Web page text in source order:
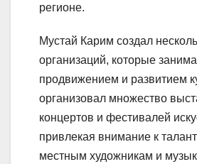
регионе.
Мустай Карим создал
организаций, которые
продвижением и развитием
организовал множество
концертов и фестивалей
привлекая внимание к
местным художникам и